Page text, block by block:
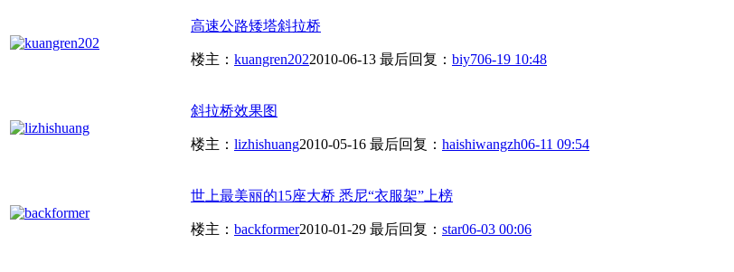
高速公路矮塔斜拉桥
楼主： kuangren2022010-06-13 最后回复： biy706-19 10:48
斜拉桥效果图
楼主： lizhishuang2010-05-16 最后回复： haishiwangzh06-11 09:54
世上最美丽的15座大桥 悉尼“衣服架”上榜
楼主： backformer2010-01-29 最后回复： star06-03 00:06